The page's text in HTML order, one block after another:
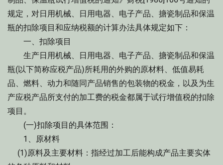
规定，对日用机械、日用电器、电子产品、搪瓷制品和保温
瓶的扣除项目和应纳税额的计算办法具体规定如下：
一、扣除项目
生产日用机械、日用电器、电子产品、搪瓷制品和保温
瓶(以下简称应税产品)所耗用的外购的原材料、低值易耗
品、燃料、动力和随同产品销售的包装物的税金，以及为生
产应税产品所支付的加工费的税金都属于试行增值税的扣除
项目。
(一)扣除项目的具体范围：
1、原材料
(1)原料及主要材料：指经过加工后能构成产品主要实体